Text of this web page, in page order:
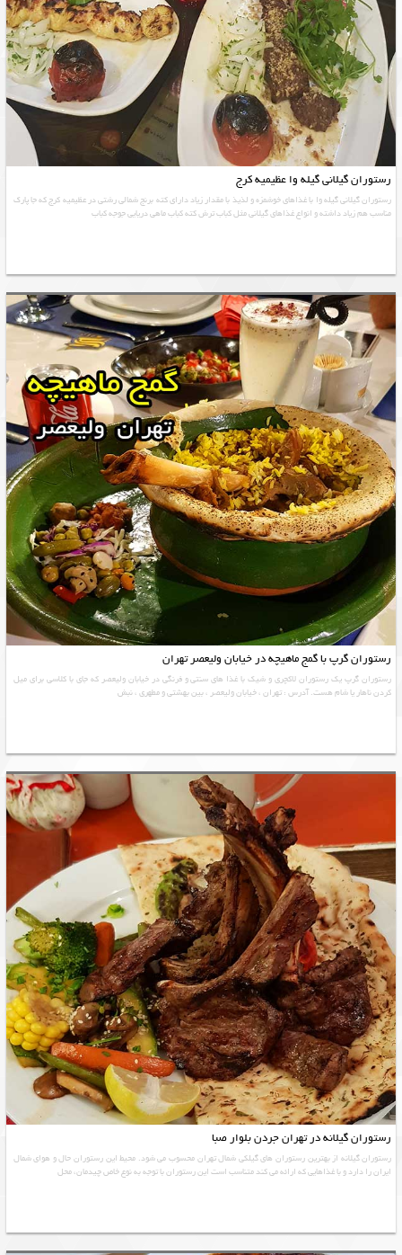
رستوران گیلانی گیله وا عظیمیه کرج
رستوران گیلانی گیله وا با غذاهای خوشمزه و لذیذ با مقدار زیاد دارای کته برنج شمالی رشتی در عظیمیه کرج که جا پارک
مناسب هم زیاد داشته و انواع غذاهای گیلانی مثل کباب ترش کته کباب ماهی دریایی جوجه کباب
رستوران گرپ با گمج ماهیچه در خیابان ولیعصر تهران
رستوران گرپ یک رستوران لاکچری و شیک با غذا های سنتی و فرنگی در خیابان ولیعصر که جای با کلاسی برای میل
کردن ناهار یا شام هست. آدرس : تهران ، خیابان ولیعصر ، بین بهشتی و مطهری ، نبش
رستوران گیلانه در تهران جردن بلوار صبا
رستوران گیلانه از بهترین رستوران های گیلکی شمال تهران محسوب می شود. محیط این رستوران حال و هوای شمال
ایران را دارد و با غذاهایی که ارائه می کند متناسب است این رستوران با توجه به نوع خاص چیدمان، محل